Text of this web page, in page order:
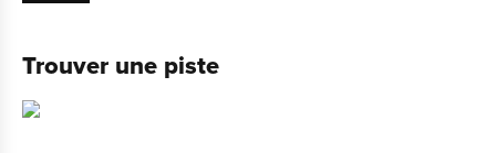
Trouver une piste